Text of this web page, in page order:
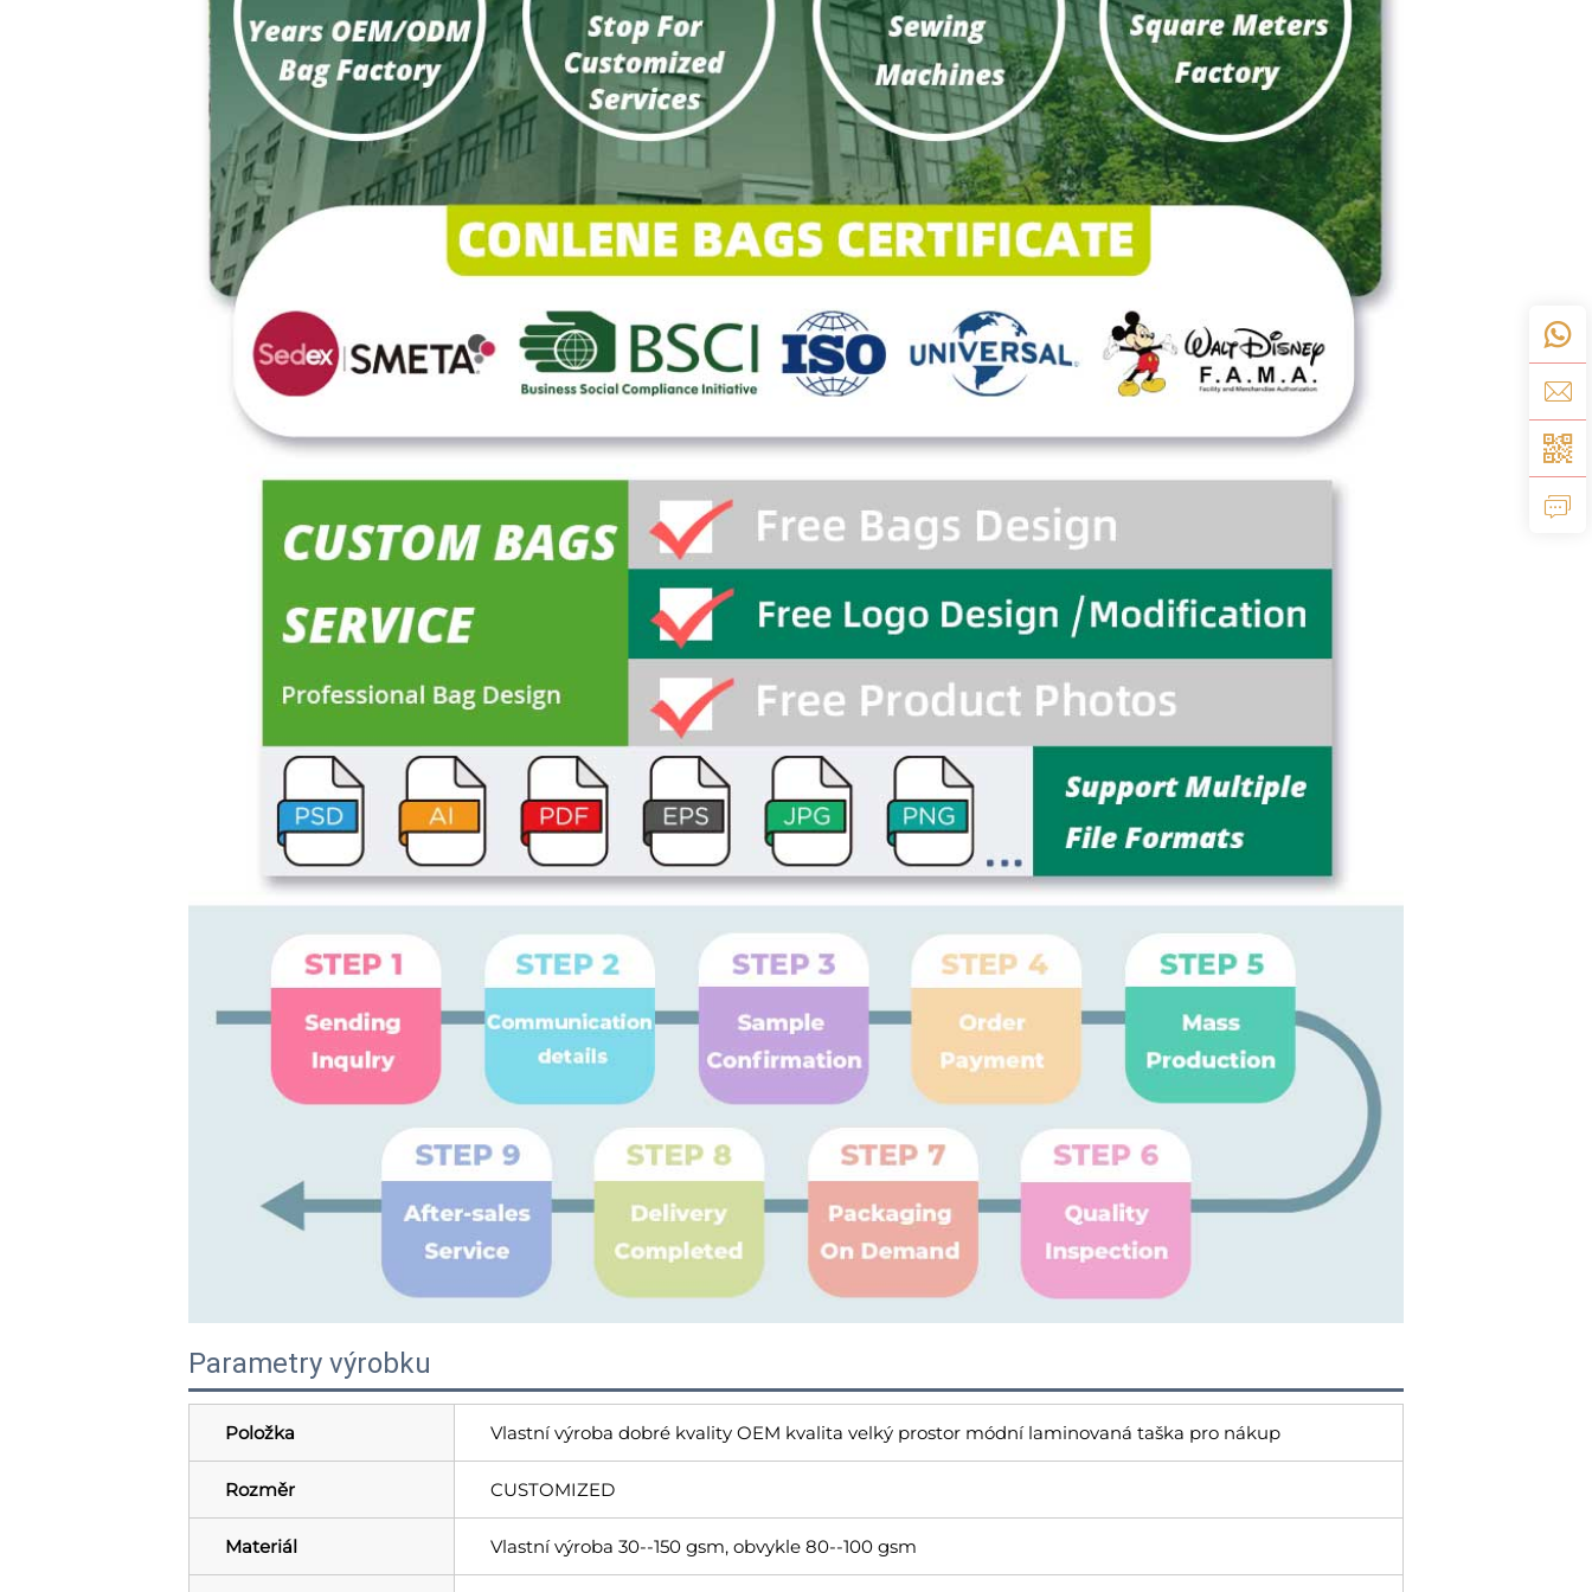
Parametry výrobku
Položka Vlastní výroba dobré kvality OEM kvalita velký prostor módní laminovaná taška pro nákup
Rozměr CUSTOMIZED
Materiál Vlastní výroba 30--150 gsm, obvykle 80--100 gsm